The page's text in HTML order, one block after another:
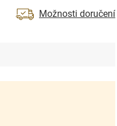
Možnosti doručení